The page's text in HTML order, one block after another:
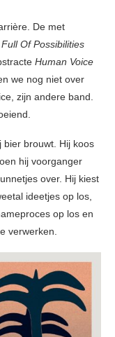
De met
Of Possibilities
Human Voice
we nog niet over
zijn andere band.
bier brouwt. Hij koos
hij voorganger
over. Hij kiest
ideetjes op los,
op los en
verwerken.